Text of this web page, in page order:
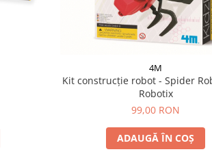
4M
Kit construcție robot - Spider
Robotix
99,00 RON
ADAUGĂ ÎN COȘ